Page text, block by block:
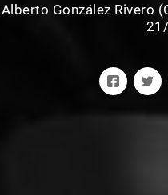
Alberto González Rivero